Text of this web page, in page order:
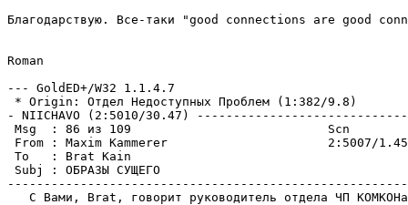
Благодарствую. Все-таки "good connections are good
Roman
--- GoldED+/W32 1.1.4.7
* Origin: Отдел Недоступных Проблем (1:382/9.8)
- NIICHAVO (2:5010/30.47)
Msg  : 86 из 109                           Scn
From : Maxim Kammerer                      2:5007/1.45
To   : Brat Kain
Subj : ОБРАЗЫ СУЩЕГО
С Вами, Brat, говорит руководитель отдела ЧП